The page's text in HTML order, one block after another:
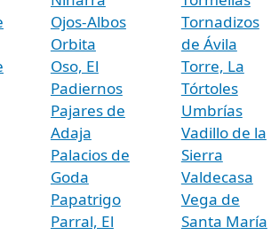
Ojos-Albos
Orbita
Oso, El
Padiernos
Pajares de
Adaja
Palacios de
Goda
Papatrigo
Parral, El
Tornadizos
de Ávila
Torre, La
Tórtoles
Umbrías
Vadillo de la
Sierra
Valdecasa
Vega de
Santa María